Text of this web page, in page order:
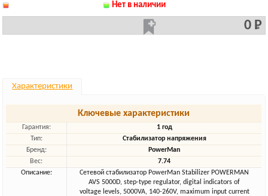
Нет в наличии
0 Р
Характеристики
Ключевые характеристики
Гарантия:
1 год
Тип:
Стабилизатор напряжения
Бренд:
PowerMan
Вес:
7.74
Описание:
Сетевой стабилизатор PowerMan Stabilizer POWERMAN
AVS 5000D, step-type regulator, digital indicators of
voltage levels, 5000VA, 140-260V, maximum input current